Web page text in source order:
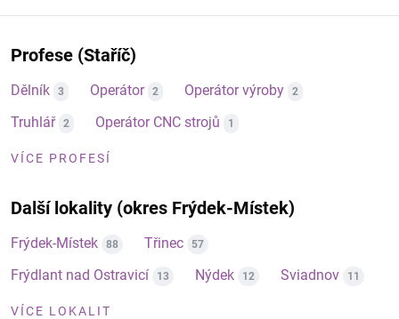
Profese (Staříč)
Dělník 3 Operátor 2 Operátor výroby 2
Truhlář 2 Operátor CNC strojů 1
VÍCE PROFESÍ
Další lokality (okres Frýdek-Místek)
Frýdek-Místek 88 Třinec 57
Frýdlant nad Ostravicí 13 Nýdek 12 Sviadnov 11
VÍCE LOKALIT